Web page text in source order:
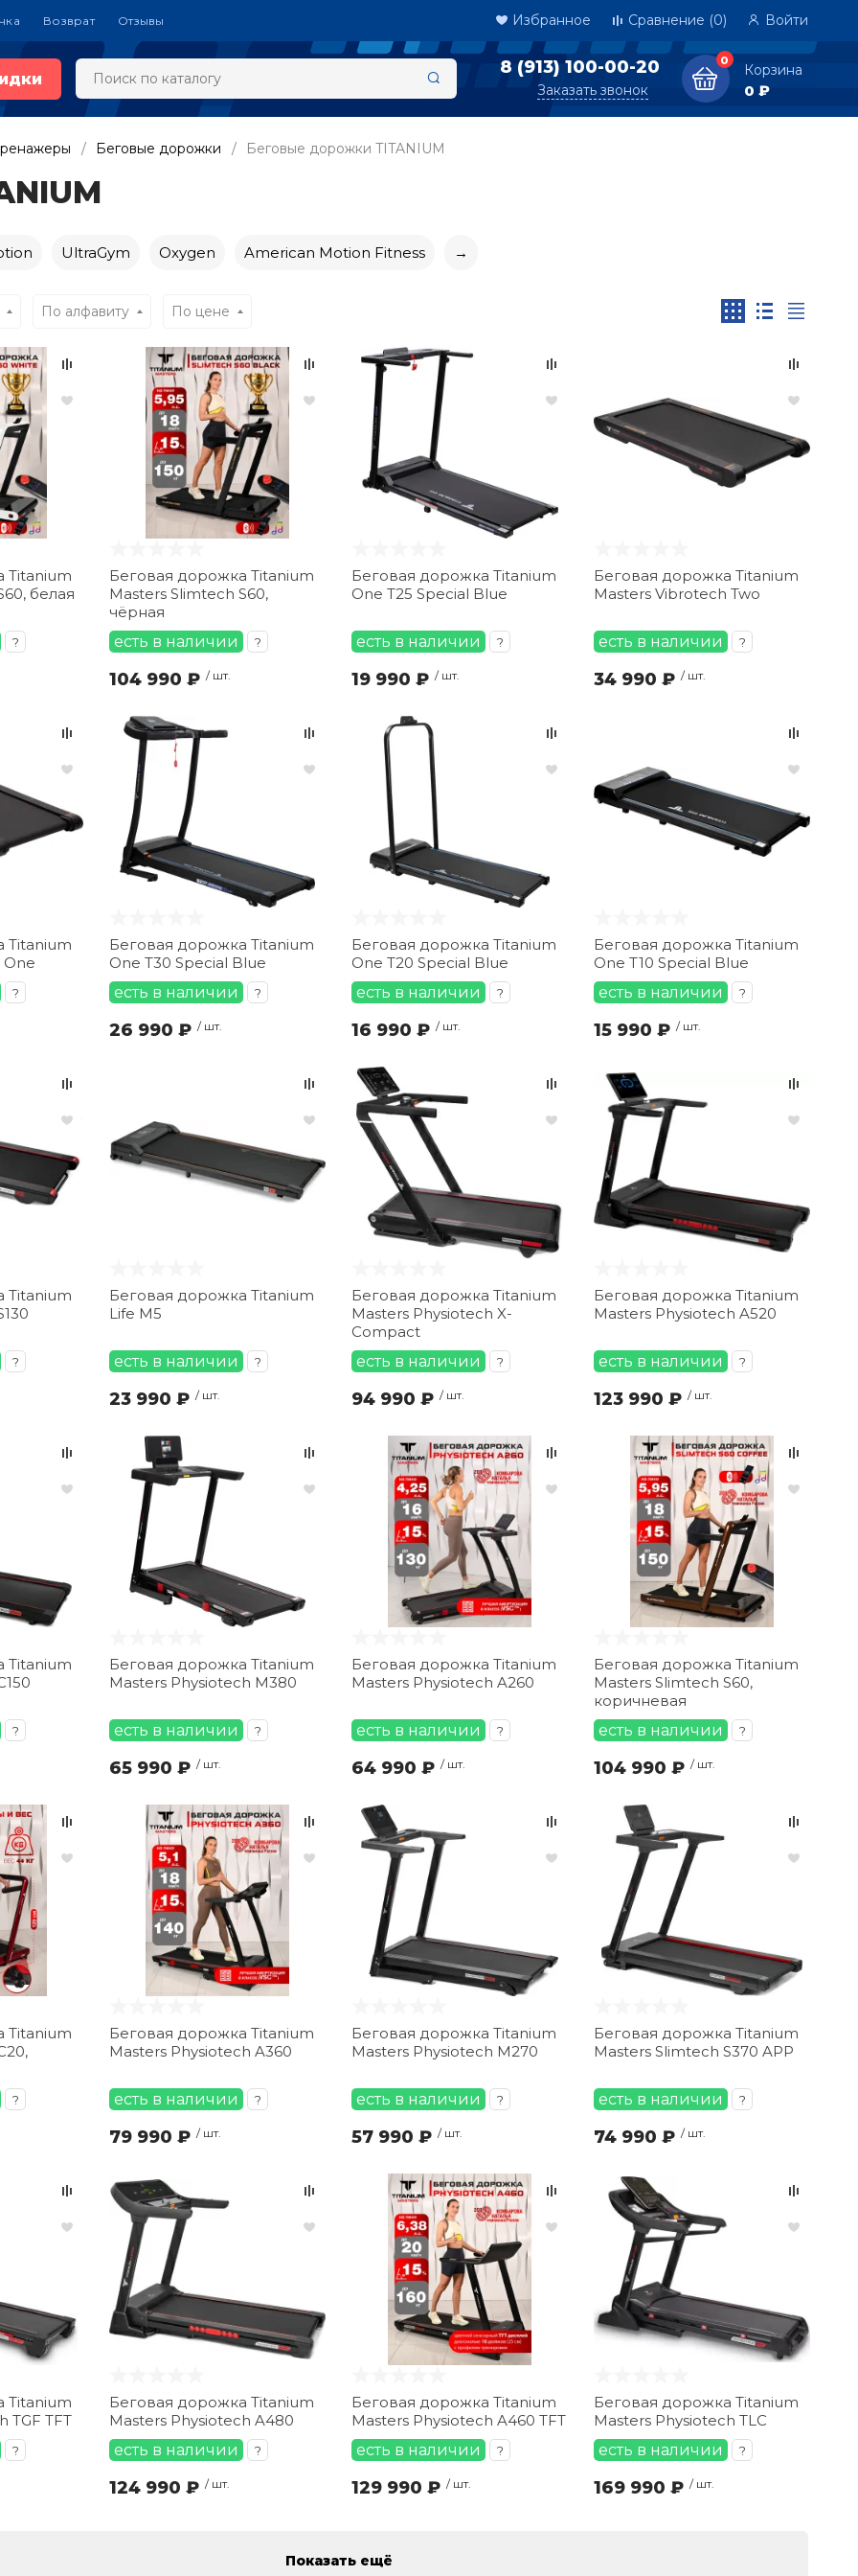
Возврат Отзывы Избранное Сравнение (0) Войти
8 (913) 100-00-20
Заказать звонок
0
Корзина
0 ₽
Беговые дорожки Беговые дорожки TITANIUM
UltraGym Oxygen American Motion Fitness →
По алфавиту По цене
Titanium
белая
?
Беговая дорожка Titanium
Masters Slimtech S60,
чёрная
есть в наличии
?
104 990 ₽ / шт.
Беговая дорожка Titanium
One T25 Special Blue
есть в наличии ?
19 990 ₽ / шт.
Беговая дорожка Titanium
Masters Vibrotech Two
есть в наличии ?
34 990 ₽ / шт.
Titanium
One
?
Беговая дорожка Titanium
One T30 Special Blue
есть в наличии
?
26 990 ₽ / шт.
Беговая дорожка Titanium
One T20 Special Blue
есть в наличии
?
16 990 ₽ / шт.
Беговая дорожка Titanium
One T10 Special Blue
есть в наличии
?
15 990 ₽ / шт.
Titanium
?
Беговая дорожка Titanium
Life M5
есть в наличии ?
23 990 ₽ / шт.
Беговая дорожка Titanium
Masters Physiotech X-
Compact
есть в наличии
?
94 990 ₽ / шт.
Беговая дорожка Titanium
Masters Physiotech A520
есть в наличии ?
123 990 ₽ / шт.
Titanium
?
Беговая дорожка Titanium
Masters Physiotech M380
есть в наличии ?
65 990 ₽ / шт.
Беговая дорожка Titanium
Masters Physiotech A260
есть в наличии ?
64 990 ₽ / шт.
Беговая дорожка Titanium
Masters Slimtech S60,
коричневая
есть в наличии
?
104 990 ₽ / шт.
Titanium
?
Беговая дорожка Titanium
Masters Physiotech A360
есть в наличии ?
79 990 ₽ / шт.
Беговая дорожка Titanium
Masters Physiotech M270
есть в наличии ?
57 990 ₽ / шт.
Беговая дорожка Titanium
Masters Slimtech S370 APP
есть в наличии ?
74 990 ₽ / шт.
Titanium
TGF TFT
?
Беговая дорожка Titanium
Masters Physiotech A480
есть в наличии
?
124 990 ₽ / шт.
Беговая дорожка Titanium
Masters Physiotech A460 TFT
есть в наличии
?
129 990 ₽ / шт.
Беговая дорожка Titanium
Masters Physiotech TLC
есть в наличии
?
169 990 ₽ / шт.
Показать ещё